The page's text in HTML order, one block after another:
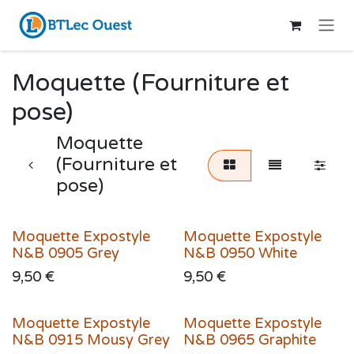
Se rendre au contenu
Moquette (Fourniture et
pose)
Moquette
(Fourniture et
pose)
Moquette Expostyle
N&B 0905 Grey
9,50 €
Moquette Expostyle
N&B 0950 White
9,50€
Moquette Expostyle
N&B 0915 Mousy Grey
Moquette Expostyle
N&B 0965 Graphite